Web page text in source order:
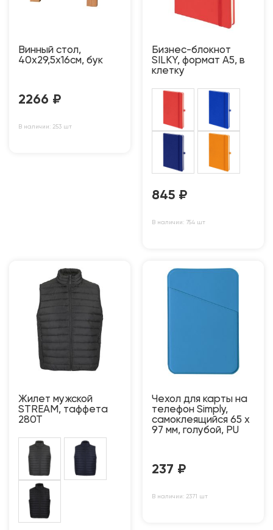
Винный стол,
40х29,5х16см, бук
2266 ₽
В наличии: 253 шт
Бизнес-блокнот
SILKY, формат А5, в
клетку
845 ₽
В наличии: 754 шт
Жилет мужской
STREAM, таффета
280Т
Чехол для карты на
телефон Simply,
самоклеящийся 65 х
97 мм, голубой, PU
237 ₽
В наличии: 2371 шт